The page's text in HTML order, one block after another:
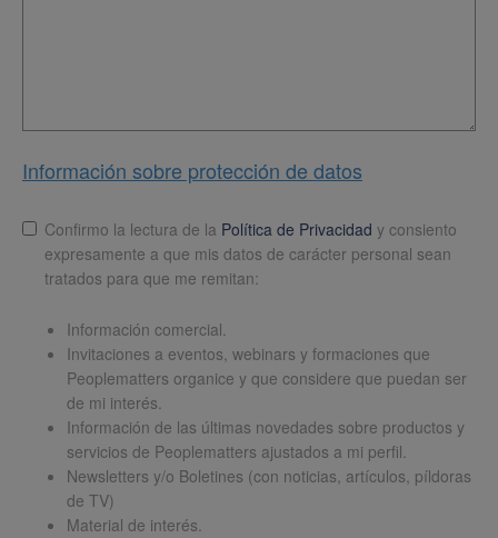
Información sobre protección de datos
LopdConfirmo la lectura de la Política de Privacidad y consiento
expresamente a que mis datos de carácter personal sean
tratados para que me remitan:
Información comercial.
Invitaciones a eventos, webinars y formaciones que
Peoplematters organice y que considere que puedan ser
de mi interés.
Información de las últimas novedades sobre productos y
servicios de Peoplematters ajustados a mi perfil.
Newsletters y/o Boletines (con noticias, artículos, píldoras
de TV)
Material de interés.